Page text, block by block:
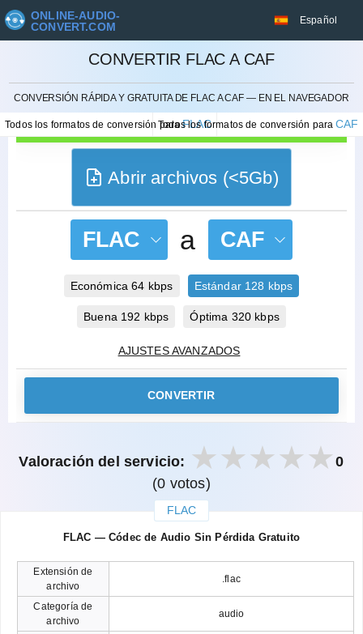
ONLINE-AUDIO-
CONVERT.COM
Español
CONVERTIR FLAC A CAF
CONVERSIÓN RÁPIDA Y GRATUITA DE FLAC A CAF — EN EL NAVEGADOR
Todos los formatos de conversión paraFLAC
Todos los formatos de conversión paraCAF
CANCELAR
Abrir archivos (<5Gb)
FLAC a CAF
Económica 64 kbps Estándar 128 kbps
Buena 192 kbps Óptima 320 kbps
AJUSTES AVANZADOS
CONVERTIR
Valoración del servicio:
0
(0 votos)
FLAC
FLAC — Códec de Audio Sin Pérdida Gratuito
Extensión de
archivo
.flac
Categoría de
archivo
audio